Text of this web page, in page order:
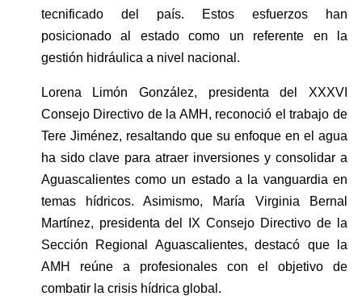
tecnificado del país. Estos esfuerzos han
posicionado al estado como un referente en la
gestión hidráulica a nivel nacional.
Lorena Limón González, presidenta del XXXVI
Consejo Directivo de la AMH, reconoció el trabajo de
Tere Jiménez, resaltando que su enfoque en el agua
ha sido clave para atraer inversiones y consolidar a
Aguascalientes como un estado a la vanguardia en
temas hídricos. Asimismo, María Virginia Bernal
Martínez, presidenta del IX Consejo Directivo de la
Sección Regional Aguascalientes, destacó que la
AMH reúne a profesionales con el objetivo de
combatir la crisis hídrica global.